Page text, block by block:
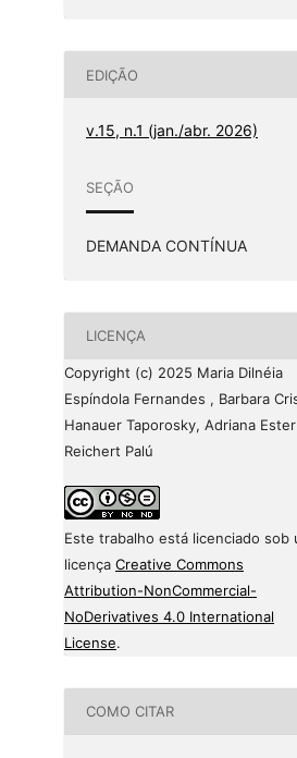
EDIÇÃO
v.15, n.1 (jan./abr. 2026)
SEÇÃO
DEMANDA CONTÍNUA
LICENÇA
Copyright (c) 2025 Maria Dilnéia
Espíndola Fernandes , Barbara
Hanauer Taporosky, Adriana Ester
Reichert Palú
Este trabalho está licenciado sob
licença Creative Commons
Attribution-NonCommercial-
NoDerivatives 4.0 International
License.
COMO CITAR